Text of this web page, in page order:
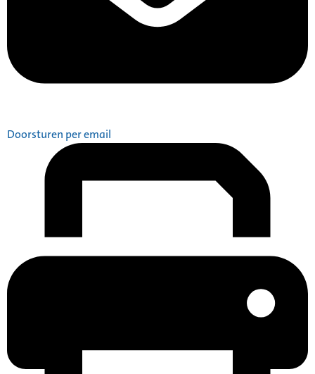
Doorsturen per email